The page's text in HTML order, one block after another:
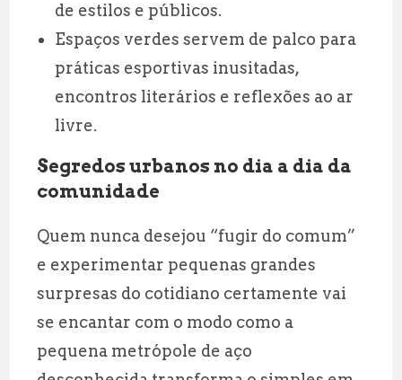
de estilos e públicos.
Espaços verdes servem de palco para
práticas esportivas inusitadas,
encontros literários e reflexões ao ar
livre.
Segredos urbanos no dia a dia da
comunidade
Quem nunca desejou “fugir do comum”
e experimentar pequenas grandes
surpresas do cotidiano certamente vai
se encantar com o modo como a
pequena metrópole de aço